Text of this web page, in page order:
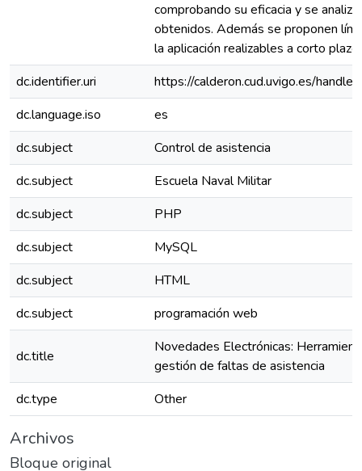
comprobando su eficacia y se
obtenidos. Además se proponen
la aplicación realizables a corto plazo.
dc.identifier.uri
https://calderon.cud.uvigo.es/
dc.language.iso
es
dc.subject
Control de asistencia
dc.subject
Escuela Naval Militar
dc.subject
PHP
dc.subject
MySQL
dc.subject
HTML
dc.subject
programación web
dc.title
Novedades Electrónicas:
gestión de faltas de asistencia
dc.type
Other
Archivos
Bloque original